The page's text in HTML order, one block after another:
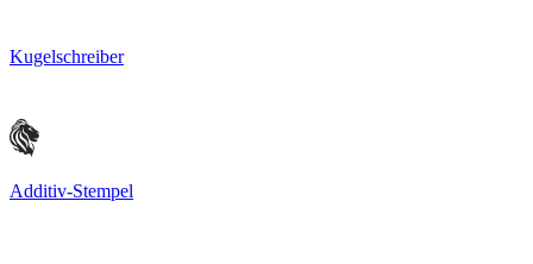
Kugelschreiber
Additiv-Stempel